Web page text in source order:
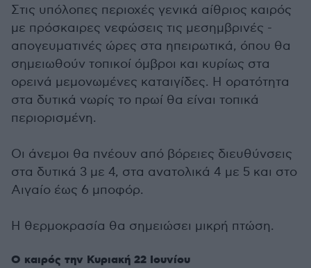
Στις υπόλοπες περιοχές γενικά αίθριος καιρός
με πρόσκαιρες νεφώσεις τις μεσημβρινές -
απογευματινές ώρες στα ηπειρωτικά, όπου θα
σημειωθούν τοπικοί όμβροι και κυρίως στα
ορεινά μεμονωμένες καταιγίδες. Η ορατότητα
στα δυτικά νωρίς το πρωί θα είναι τοπικά
περιορισμένη.
Οι άνεμοι θα πνέουν από βόρειες διευθύνσεις
στα δυτικά 3 με 4, στα ανατολικά 4 με 5 και στο
Αιγαίο έως 6 μποφόρ.
Η θερμοκρασία θα σημειώσει μικρή πτώση.
Ο καιρός την Κυριακή 22 Ιουνίου